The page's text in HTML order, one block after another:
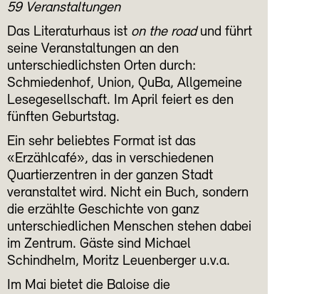
59 Veranstaltungen
Das Literaturhaus ist on the roadund führt
seine Veranstaltungen an den
unterschiedlichsten Orten durch:
Schmiedenhof, Union, QuBa, Allgemeine
Lesegesellschaft. Im April feiert es den
fünften Geburtstag.
Ein sehr beliebtes Format ist das
«Erzählcafé», das in verschiedenen
Quartierzentren in der ganzen Stadt
veranstaltet wird. Nicht ein Buch, sondern
die erzählte Geschichte von ganz
unterschiedlichen Menschen stehen dabei
im Zentrum. Gäste sind Michael
Schindhelm, Moritz Leuenberger u.v.a.
Im Mai bietet die Baloise die